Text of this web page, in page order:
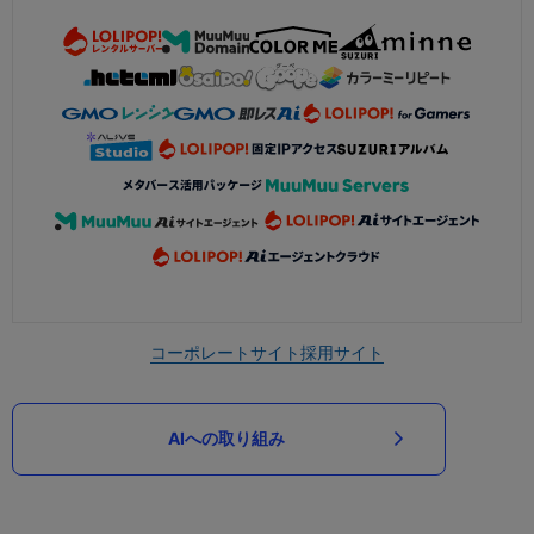
コーポレートサイト採用サイト
AIへの取り組み